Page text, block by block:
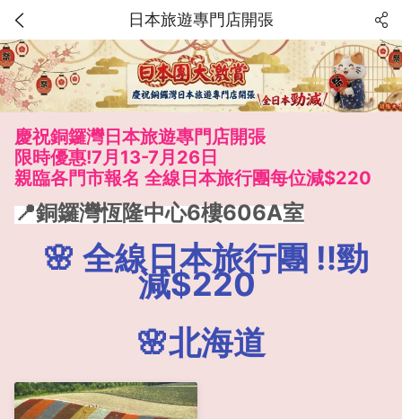
日本旅遊專門店開張
慶祝銅鑼灣日本旅遊專門店開張
限時優惠!7月13-7月26日
親臨各門市報名 全線日本旅行團每位減$220
📍銅鑼灣恆隆中心6樓606A室
🌸 全線日本旅行團 ‼️勁
減$220
🌸北海道